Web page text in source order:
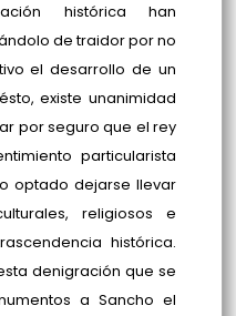
histórica han
de traidor por no
el desarrollo de un
existe unanimidad
por seguro que el rey
particularista
optado dejarse llevar
religiosos e
histórica.
denigración que se
a Sancho el